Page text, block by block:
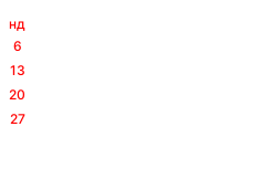
нд
6
13
20
27